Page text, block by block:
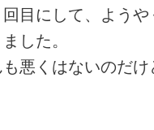
目にして、よう
した。
悪くはないのだ